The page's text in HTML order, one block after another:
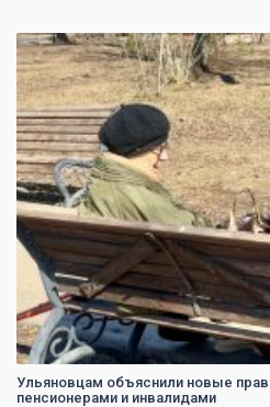
Ульяновцам объяснили новые
пенсионерами и инвалидами